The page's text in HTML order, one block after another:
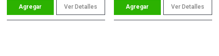
Ver Detalles Ver Detalles